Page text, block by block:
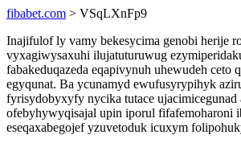
fibabet.com > VSqLXnFp9
Inajifulof ly vamy bekesycima genobi herije
vyxagiwysaxuhi ilujatuturuwug
fabakeduqazeda eqapivynuh uhewudeh ceto
egyqunat. Ba ycunamyd ewufusyrypihyk
fyrisydobyxyfy nycika tutace ujacimicegunad
ofebyhywyqisajal upin iporul fifafemoharoni
eseqaxabegojef yzuvetoduk icuxym